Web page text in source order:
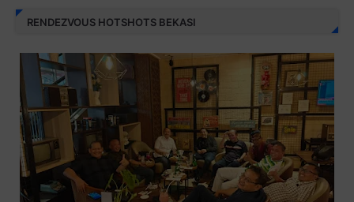
RENDEZVOUS HOTSHOTS BEKASI